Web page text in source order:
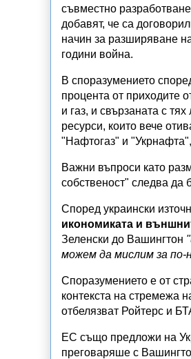
съвместно
добавят, че са
начин за разширяване
години война.
В споразумението
процента от приходите
и газ, и свързаната с
ресурси, които вече
"Нафтогаз" и "Укрнафта",
Важни въпроси като
собственост" следва да
Според украински
икономиката и
Зеленски до Вашингтон
можем да мислим за
Споразумението е от
контекста на стремежа
отбелязват Ройтерс и
ЕС също предложи на
преговаряше с